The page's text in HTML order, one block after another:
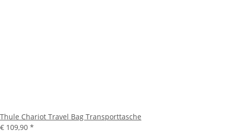
Thule Chariot Travel Bag Transporttasche
€ 109,90 *